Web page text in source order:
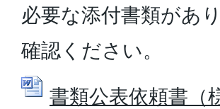
必要な添付書類があ
確認ください。
書類公表依頼書（